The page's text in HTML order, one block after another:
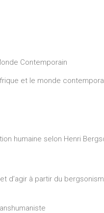
Contemporain
et le monde
humaine selon Henri
d’agir à partir du